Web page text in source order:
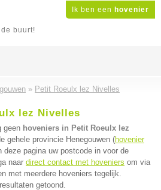
Ik ben een hovenier
buurt!
» Petit Roeulx lez Nivelles
lez Nivelles
geen hoveniers in Petit Roeulx lez
gehele provincie Henegouwen (hovenier
deze pagina uw postcode in voor de
naar direct contact met hoveniers om via
met meerdere hoveniers tegelijk.
getoond.